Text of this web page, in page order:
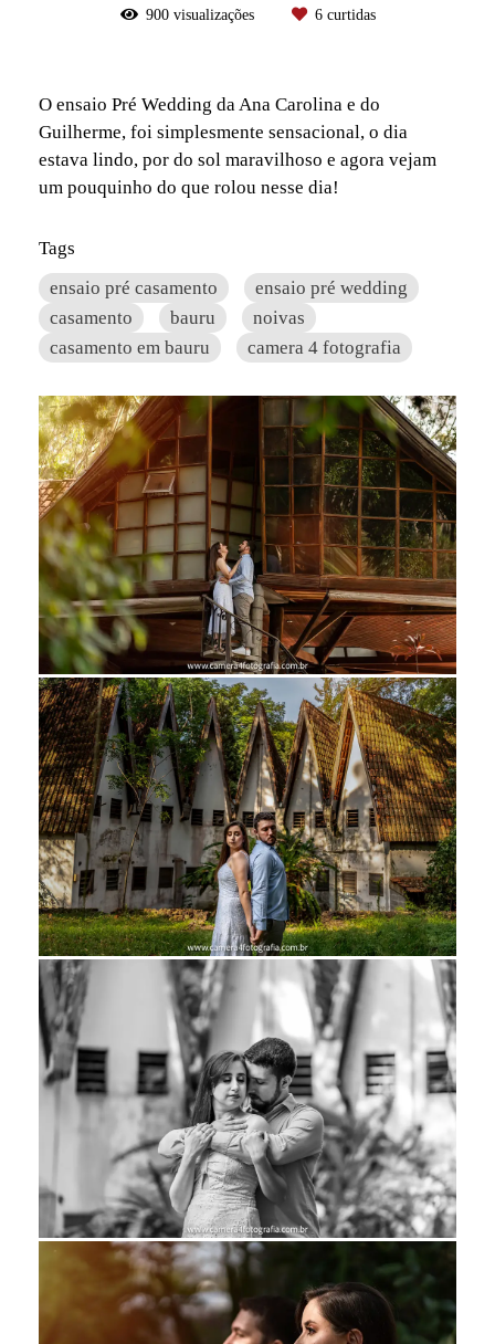
900visualizações 6curtidas
O ensaio Pré Wedding da Ana Carolina e do
Guilherme, foi simplesmente sensacional, o dia
estava lindo, por do sol maravilhoso e agora vejam
um pouquinho do que rolou nesse dia!
Tags
ensaio pré casamento
ensaio pré wedding
casamento
bauru
noivas
casamento em bauru
camera 4 fotografia